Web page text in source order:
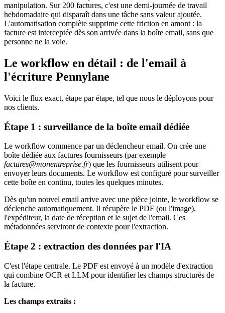
manipulation. Sur 200 factures, c'est une demi-journée de travail
hebdomadaire qui disparaît dans une tâche sans valeur ajoutée.
L'automatisation complète supprime cette friction en amont : la
facture est interceptée dès son arrivée dans la boîte email, sans que
personne ne la voie.
Le workflow en détail : de l'email à
l'écriture Pennylane
Voici le flux exact, étape par étape, tel que nous le déployons pour
nos clients.
Étape 1 : surveillance de la boîte email dédiée
Le workflow commence par un déclencheur email. On crée une
boîte dédiée aux factures fournisseurs (par exemple
factures@monentreprise.fr) que les fournisseurs utilisent pour
envoyer leurs documents. Le workflow est configuré pour surveiller
cette boîte en continu, toutes les quelques minutes.
Dès qu'un nouvel email arrive avec une pièce jointe, le workflow se
déclenche automatiquement. Il récupère le PDF (ou l'image),
l'expéditeur, la date de réception et le sujet de l'email. Ces
métadonnées serviront de contexte pour l'extraction.
Étape 2 : extraction des données par l'IA
C'est l'étape centrale. Le PDF est envoyé à un modèle d'extraction
qui combine OCR et LLM pour identifier les champs structurés de
la facture.
Les champs extraits :